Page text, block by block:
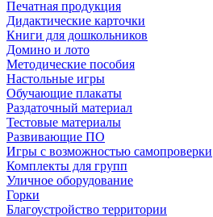
Печатная продукция
Дидактические карточки
Книги для дошкольников
Домино и лото
Методические пособия
Настольные игры
Обучающие плакаты
Раздаточный материал
Тестовые материалы
Развивающие ПО
Игры с возможностью самопроверки
Комплекты для групп
Уличное оборудование
Горки
Благоустройство территории